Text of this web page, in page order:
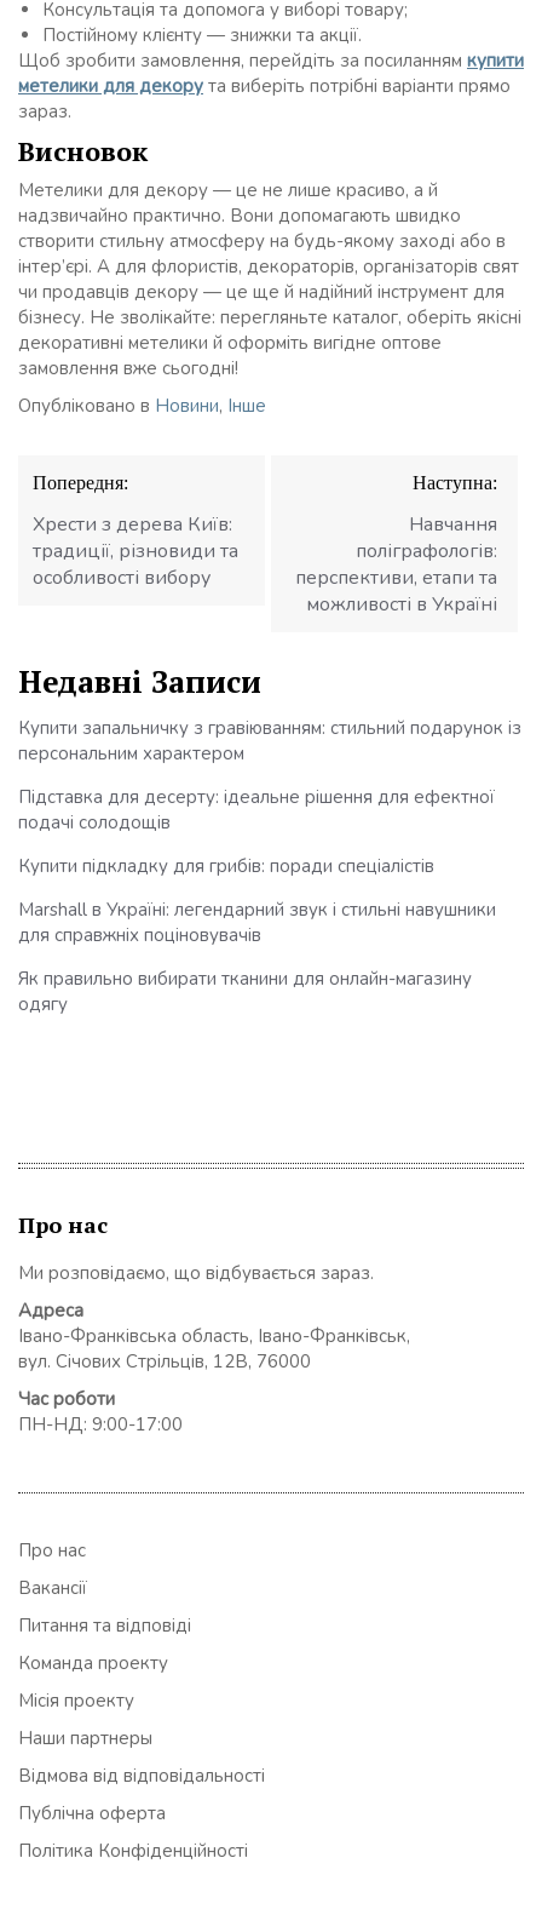
Консультація та допомога у виборі товару;
Постійному клієнту — знижки та акції.
Щоб зробити замовлення, перейдіть за посиланням купити
метелики для декору та виберіть потрібні варіанти прямо
зараз.
Висновок
Метелики для декору — це не лише красиво, а й
надзвичайно практично. Вони допомагають швидко
створити стильну атмосферу на будь-якому заході або в
інтер’єрі. А для флористів, декораторів, організаторів свят
чи продавців декору — це ще й надійний інструмент для
бізнесу. Не зволікайте: перегляньте каталог, оберіть якісні
декоративні метелики й оформіть вигідне оптове
замовлення вже сьогодні!
Опубліковано в Новини, Інше
Навігація
записів
Попередня:
Хрести з дерева Київ:
традиції, різновиди та
особливості вибору
Наступна:
Навчання
поліграфологів:
перспективи, етапи та
можливості в Україні
Недавні Записи
Купити запальничку з гравіюванням: стильний подарунок із
персональним характером
Підставка для десерту: ідеальне рішення для ефектної
подачі солодощів
Купити підкладку для грибів: поради спеціалістів
Marshall в Україні: легендарний звук і стильні навушники
для справжніх поціновувачів
Як правильно вибирати тканини для онлайн-магазину
одягу
Про нас
Ми розповідаємо, що відбувається зараз.
Адреса
Івано-Франківська область, Івано-Франківськ,
вул. Січових Стрільців, 12В, 76000
Час роботи
ПН-НД: 9:00-17:00
Про нас
Вакансії
Питання та відповіді
Команда проекту
Місія проекту
Наши партнеры
Відмова від відповідальності
Публічна оферта
Політика Конфіденційності